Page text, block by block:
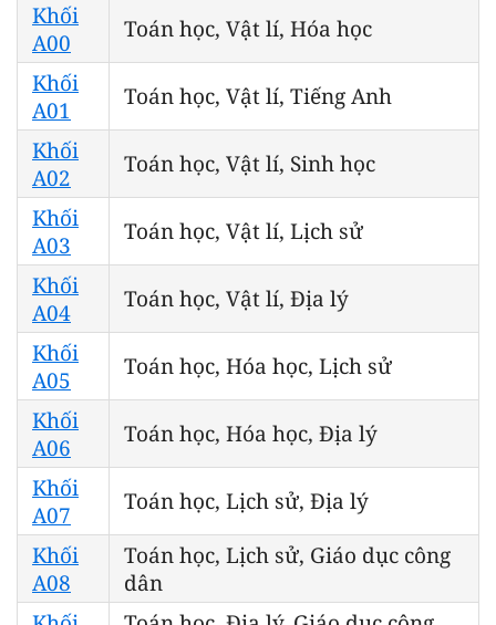
Khối
A00
Toán học, Vật lí, Hóa học
Khối
A01
Toán học, Vật lí, Tiếng Anh
Khối
A02
Toán học, Vật lí, Sinh học
Khối
A03
Toán học, Vật lí, Lịch sử
Khối
A04
Toán học, Vật lí, Địa lý
Khối
A05
Toán học, Hóa học, Lịch sử
Khối
A06
Toán học, Hóa học, Địa lý
Khối
A07
Toán học, Lịch sử, Địa lý
Khối
A08
Toán học, Lịch sử, Giáo dục công
dân